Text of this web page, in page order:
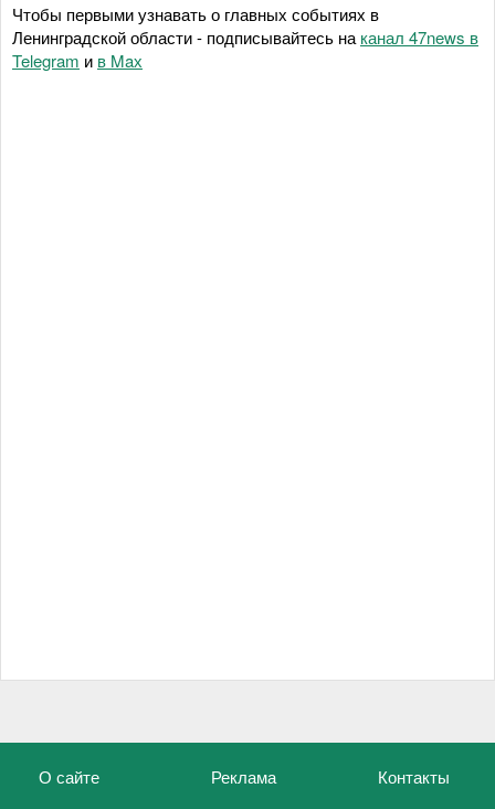
Чтобы первыми узнавать о главных событиях в
Ленинградской области - подписывайтесь на канал 47news в
Telegram и в Maх
О сайте Реклама Контакты